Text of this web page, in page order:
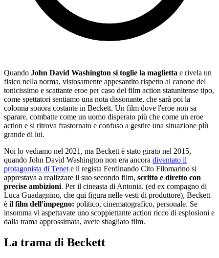
Quando John David Washington si toglie la maglietta e rivela un
fisico nella norma, vistosamente appesantito rispetto al canone del
tonicissimo e scattante eroe per caso del film action statunitense tipo,
come spettatori sentiamo una nota dissonante, che sarà poi la
colonna sonora costante in Beckett. Un film dove l'eroe non sa
sparare, combatte come un uomo disperato più che come un eroe
action e si ritrova frastornato e confuso a gestire una situazione più
grande di lui.
Noi lo vediamo nel 2021, ma Beckett è stato girato nel 2015,
quando John David Washington non era ancora diventato il
protagonista di Tenet e il regista Ferdinando Cito Filomarino si
apprestava a realizzare il suo secondo film, scritto e diretto con
precise ambizioni. Per il cineasta di Antonia. (ed ex compagno di
Luca Guadagnino, che qui figura nelle vesti di produttore), Beckett
è il film dell'impegno: politico, cinematografico, personale. Se
insomma vi aspettavate uno scoppiettante action ricco di esplosioni e
dalla trama approssimata, avete sbagliato film.
La trama di Beckett